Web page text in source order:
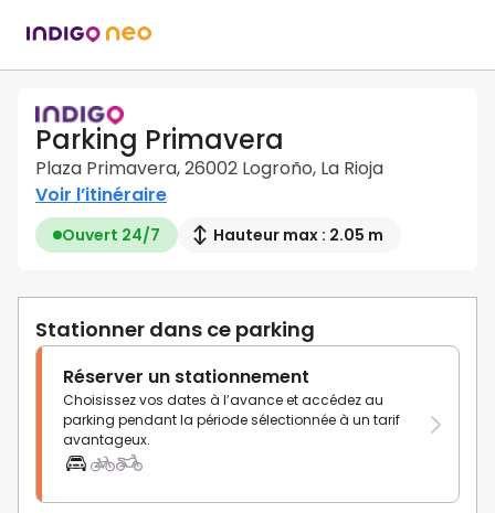
Parking Primavera
Plaza Primavera, 26002 Logroño, La Rioja
Voir l’itinéraire
Ouvert 24/7 Hauteur max : 2.05 m
Stationner dans ce parking
Réserver un stationnement
Choisissez vos dates à l’avance et accédez au
parking pendant la période sélectionnée à un tarif
avantageux.